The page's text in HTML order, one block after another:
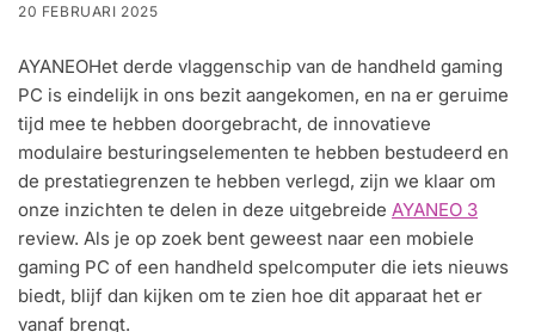
20 FEBRUARI 2025
AYANEOHet derde vlaggenschip van de handheld gaming
PC is eindelijk in ons bezit aangekomen, en na er geruime
tijd mee te hebben doorgebracht, de innovatieve
modulaire besturingselementen te hebben bestudeerd en
de prestatiegrenzen te hebben verlegd, zijn we klaar om
onze inzichten te delen in deze uitgebreide AYANEO 3
review. Als je op zoek bent geweest naar een mobiele
gaming PC of een handheld spelcomputer die iets nieuws
biedt, blijf dan kijken om te zien hoe dit apparaat het er
vanaf brengt.